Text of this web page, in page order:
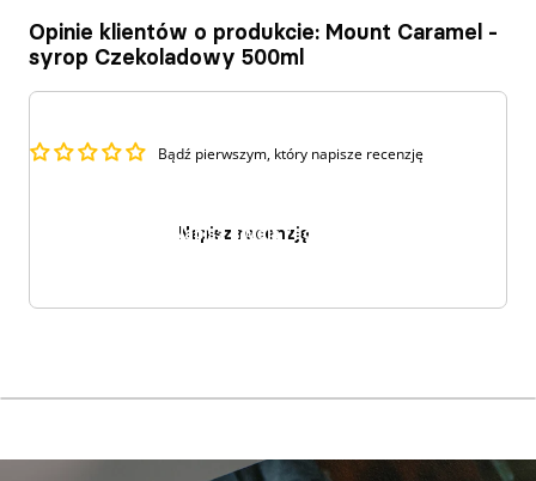
Opinie klientów o produkcie: Mount Caramel -
syrop Czekoladowy 500ml
Bądź pierwszym, który napisze recenzję
Napisz recenzję